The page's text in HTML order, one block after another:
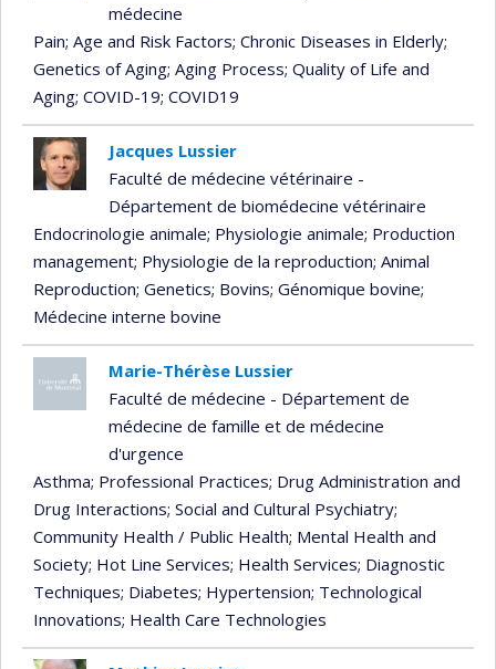
médecine
Pain; Age and Risk Factors; Chronic Diseases in Elderly;
Genetics of Aging; Aging Process; Quality of Life and
Aging; COVID-19; COVID19
Jacques Lussier
Faculté de médecine vétérinaire -
Département de biomédecine vétérinaire
Endocrinologie animale; Physiologie animale; Production
management; Physiologie de la reproduction; Animal
Reproduction; Genetics; Bovins; Génomique bovine;
Médecine interne bovine
Marie-Thérèse Lussier
Faculté de médecine - Département de
médecine de famille et de médecine
d'urgence
Asthma; Professional Practices; Drug Administration and
Drug Interactions; Social and Cultural Psychiatry;
Community Health / Public Health; Mental Health and
Society; Hot Line Services; Health Services; Diagnostic
Techniques; Diabetes; Hypertension; Technological
Innovations; Health Care Technologies